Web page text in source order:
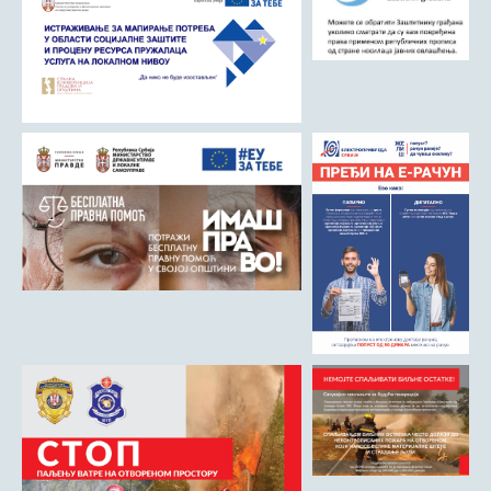
Јавна предузећа
ДРУШТВО
Образовање
Здравствена заштита
Културни живот
Социјална заштита
Спорт
Удружењa
Државна управа и администрација
Љубовија некад
Природа у Азбуковици
ВЕСТИ
ТУРИЗАМ